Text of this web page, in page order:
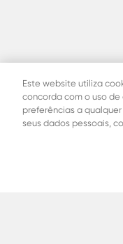
Este website utiliza
concorda com o uso
preferências a
seus dados pessoais,